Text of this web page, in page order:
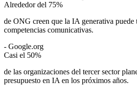
Alrededor del 75%
de ONG creen que la IA generativa puede
competencias comunicativas.
- Google.org
Casi el 50%
de las organizaciones del tercer sector
presupuesto en IA en los próximos años.